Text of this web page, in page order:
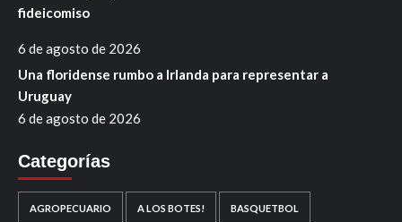
fideicomiso
6 de agosto de 2026
Una floridense rumbo a Irlanda para representar a
Uruguay
6 de agosto de 2026
Categorías
AGROPECUARIO A LOS BOTES! BASQUETBOL